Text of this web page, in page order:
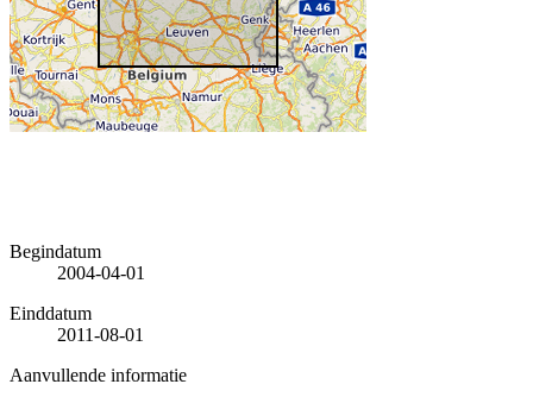
Begindatum
2004-04-01
Einddatum
2011-08-01
Aanvullende informatie